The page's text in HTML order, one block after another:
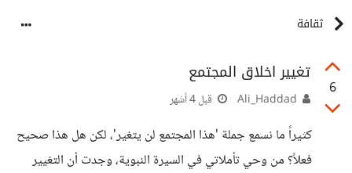
ثقافة
6
تغيير اخلاق المجتمع
قبل 4 أشهر
كثيراً ما نسمع جملة 'هذا المجتمع لن يتغير'، لكن هل هذا صحيح
فعلاً؟ من وحي تأملاتي في السيرة النبوية، وجدت أن التغيير